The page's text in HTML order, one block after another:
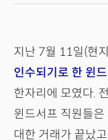
지난 7월 11일(현
인수되기로 한 윈
한자리에 모였다.
윈드서프 직원들
대한 거래가 끝났